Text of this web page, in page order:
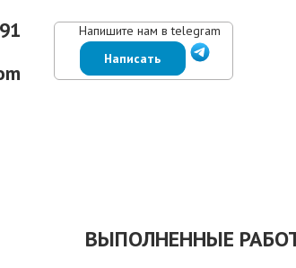
Напишите нам в telegram
Написать
ВЫПОЛНЕННЫЕ